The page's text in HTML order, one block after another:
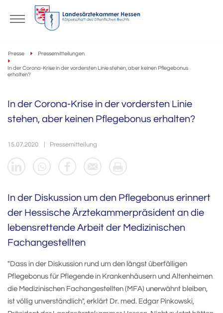
Presse Pressemitteilungen
In der Corona-Krise in der vordersten Linie stehen, aber keinen Pflegebonus
erhalten?
In der Corona-Krise in der vordersten Linie
stehen, aber keinen Pflegebonus erhalten?
15.07.2020 Pressemitteilung
In der Diskussion um den Pflegebonus erinnert
der Hessische Ärztekammerpräsident an die
lebensrettende Arbeit der Medizinischen
Fachangestellten
"Dass in der Diskussion rund um den längst überfälligen
Pflegebonus für Pflegende in Krankenhäusern und Altenheimen
die Medizinischen Fachangestellten (MFA) unerwähnt bleiben,
ist völlig unverständlich", erklärt Dr. med. Edgar Pinkowski,